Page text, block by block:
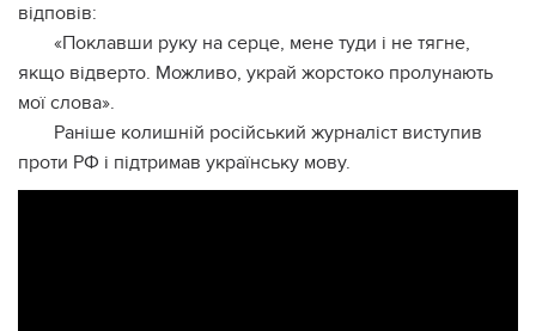
відповів:
«Поклавши руку на серце, мене туди і не тягне,
якщо відверто. Можливо, украй жорстоко пролунають
мої слова».
Раніше колишній російський журналіст виступив
проти РФ і підтримав українську мову.